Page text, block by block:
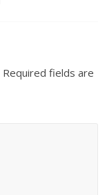
Required fields are